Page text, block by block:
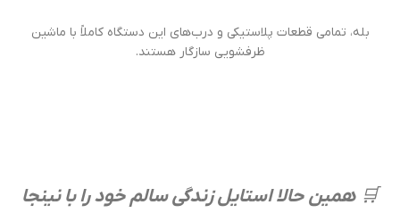
بله، تمامی قطعات پلاستیکی و درب‌های این دستگاه کاملاً با ماشین
ظرفشویی سازگار هستند.
🛒همین حالا استایل زندگی سالم خود را با نینجا